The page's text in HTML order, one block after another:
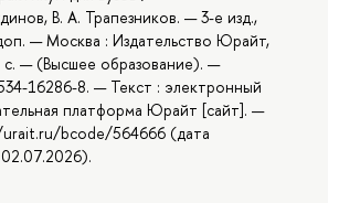
В. А. Трапезников. — 3-е изд.,
— Москва : Издательство Юрайт,
— (Высшее образование). —
16286-8. — Текст : электронный
платформа Юрайт [сайт]. —
bcode/564666 (дата